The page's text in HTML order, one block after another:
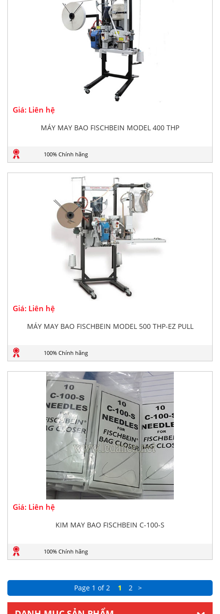
Giá: Liên hệ
MÁY MAY BAO FISCHBEIN MODEL 400 THP
100% Chính hãng
Giá: Liên hệ
MÁY MAY BAO FISCHBEIN MODEL 500 THP-EZ PULL
100% Chính hãng
Giá: Liên hệ
KIM MAY BAO FISCHBEIN C-100-S
100% Chính hãng
Page 1 of 2 1 2 >